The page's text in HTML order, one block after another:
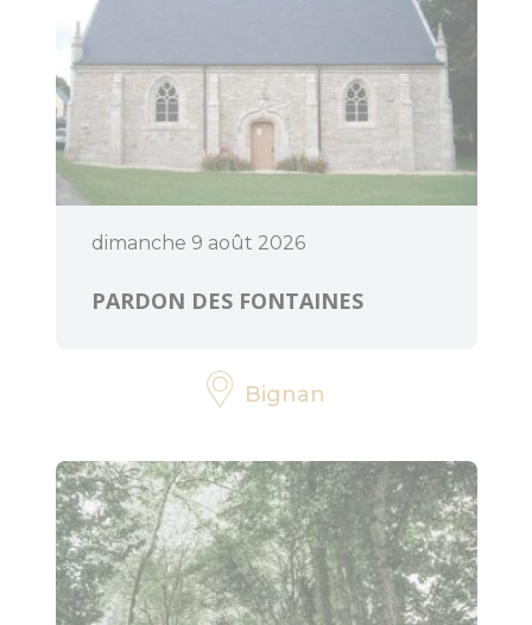
Agenda
dimanche 9 août 2026
PARDON DES FONTAINES
Bignan